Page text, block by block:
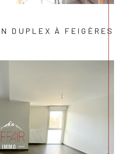
DUPLEX À FEIGÈRES